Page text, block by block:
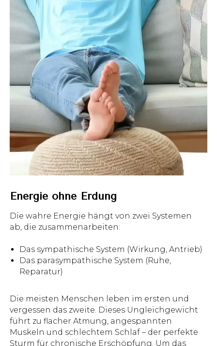
Energie ohne Erdung
Die wahre Energie hängt von zwei Systemen
ab, die zusammenarbeiten:
Das sympathische System (Wirkung, Antrieb)
Das parasympathische System (Ruhe,
Reparatur)
Die meisten Menschen leben im ersten und
vergessen das zweite. Dieses Ungleichgewicht
führt zu flacher Atmung, angespannten
Muskeln und schlechtem Schlaf – der perfekte
Sturm für chronische Erschöpfung. Um das